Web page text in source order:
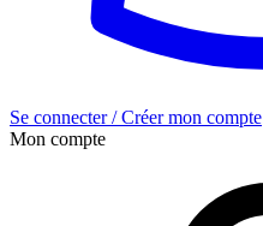
Se connecter / Créer mon compte
Mon compte